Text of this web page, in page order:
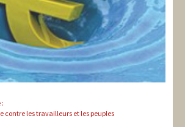
contre les travailleurs et les peuples